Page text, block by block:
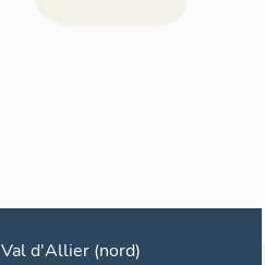
Val d'Allier (nord)